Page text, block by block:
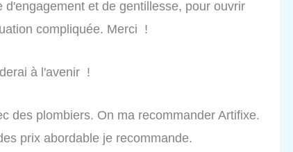
et de gentillesse, pour ouvrir
compliquée. Merci !
à l'avenir !
des plombiers. On ma recommander Artifixe.
prix abordable je recommande.